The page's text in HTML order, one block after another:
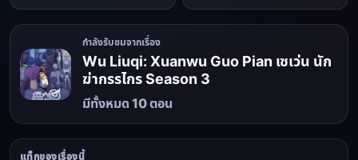
กำลังรับชมจากเรื่อง
Wu Liuqi: Xuanwu Guo Pian เซเว่น นัก
ฆ่ากรรไกร Season 3
มีทั้งหมด 10 ตอน
แท็กของเรื่องนี้